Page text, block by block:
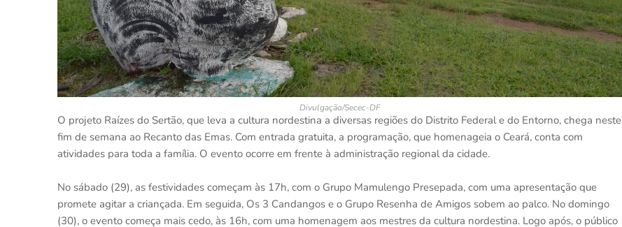
Divulgação/Secec-DF
O projeto Raízes do Sertão, que leva a cultura nordestina a diversas regiões do Distrito Federal e do Entorno, chega neste
fim de semana ao Recanto das Emas. Com entrada gratuita, a programação, que homenageia o Ceará, conta com
atividades para toda a família. O evento ocorre em frente à administração regional da cidade.
No sábado (29), as festividades começam às 17h, com o Grupo Mamulengo Presepada, com uma apresentação que
promete agitar a criançada. Em seguida, Os 3 Candangos e o Grupo Resenha de Amigos sobem ao palco. No domingo
(30), o evento começa mais cedo, às 16h, com uma homenagem aos mestres da cultura nordestina. Logo após, o público